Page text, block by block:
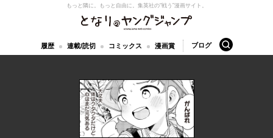
となりのヤングジャンプ
もっと隣に。もっと自由に。 集英社の“戦う”漫画サイト。
履歴 連載/読切 コミックス 漫画賞 ブログ 検索